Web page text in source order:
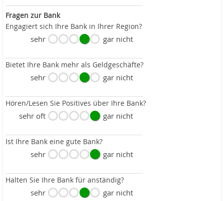
Fragen zur Bank
Engagiert sich Ihre Bank in Ihrer Region?
sehr gar nicht
Bietet Ihre Bank mehr als Geldgeschäfte?
sehr gar nicht
Hören/Lesen Sie Positives über Ihre Bank?
sehr oft gar nicht
Ist Ihre Bank eine gute Bank?
sehr gar nicht
Halten Sie Ihre Bank für anständig?
sehr gar nicht